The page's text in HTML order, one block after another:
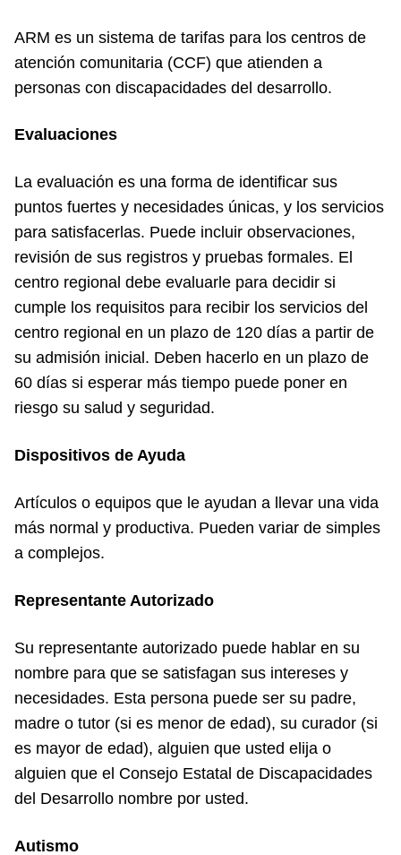
ARM es un sistema de tarifas para los centros de
atención comunitaria (CCF) que atienden a
personas con discapacidades del desarrollo.
Evaluaciones
La evaluación es una forma de identificar sus
puntos fuertes y necesidades únicas, y los servicios
para satisfacerlas. Puede incluir observaciones,
revisión de sus registros y pruebas formales. El
centro regional debe evaluarle para decidir si
cumple los requisitos para recibir los servicios del
centro regional en un plazo de 120 días a partir de
su admisión inicial. Deben hacerlo en un plazo de
60 días si esperar más tiempo puede poner en
riesgo su salud y seguridad.
Dispositivos de Ayuda
Artículos o equipos que le ayudan a llevar una vida
más normal y productiva. Pueden variar de simples
a complejos.
Representante Autorizado
Su representante autorizado puede hablar en su
nombre para que se satisfagan sus intereses y
necesidades. Esta persona puede ser su padre,
madre o tutor (si es menor de edad), su curador (si
es mayor de edad), alguien que usted elija o
alguien que el Consejo Estatal de Discapacidades
del Desarrollo nombre por usted.
Autismo